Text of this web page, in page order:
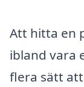
Att hitta en
ibland vara
flera sätt